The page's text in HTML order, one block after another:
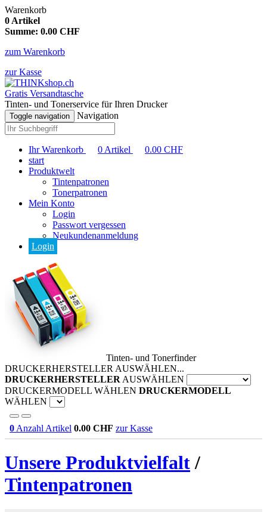
Warenkorb
0 Artikel
Summe: 0.00 CHF
zum Warenkorb
zur Kasse
Gratis Versandtasche
Tinten- und Tonerservice für Ihren Drucker
Toggle navigation Navigation
Ihr Warenkorb 0 Artikel 0.00 CHF
start
Produktwelt
Tintenpatronen
Tonerpatronen
Mein Konto
Login
Passwort vergessen
Neukundenanmeldung
Login
Tinten- und Tonerfinder
DRUCKERHERSTELLER AUSWÄHLEN...
DRUCKERHERSTELLER AUSWÄHLEN
DRUCKERMODELL WÄHLEN DRUCKERMODELL
WÄHLEN
0 Anzahl Artikel 0.00 CHF zur Kasse
Unsere Produktvielfalt/
Tintenpatronen